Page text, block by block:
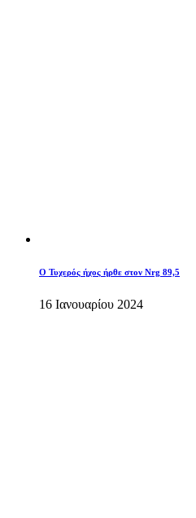
O Τυχερός ήχος ήρθε στον Nrg 89,5
16 Ιανουαρίου 2024